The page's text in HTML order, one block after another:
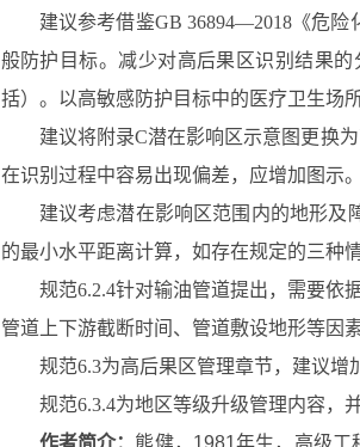
建议参考借鉴GB 36894―2018《危
般防护目标。减少对高后果区识别结果
括）。以高敏感防护目标中的医疗卫生场
建议将附录C潜在影响区示意图更换
在识别过程中容易出现偏差，应增加图示
建议考虑潜在影响区范围内的地形及
的最小水平距离计算，如存在规定的三种
规范6.2.4针对输油管道提出，需要依
管道上下游截断时间、管道敷设地形等因
规范6.3为高后果区管理章节，建议
规范6.3.4为地区等级升级管理内容，
作者简介： 熊健，1981年生，高级